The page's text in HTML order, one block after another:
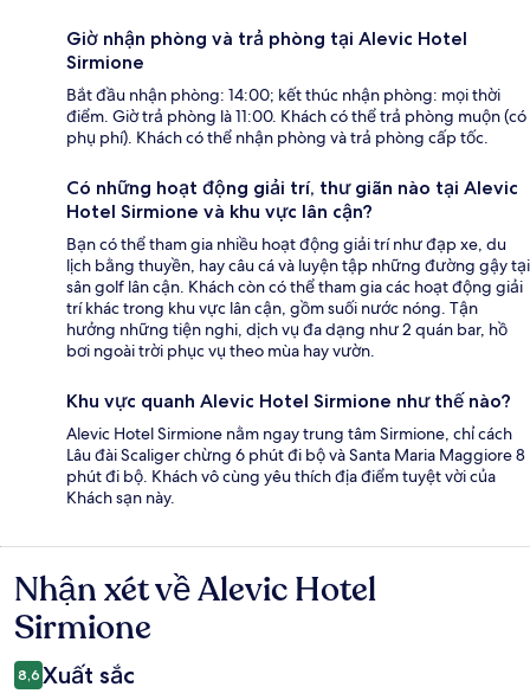
Giờ nhận phòng và trả phòng tại Alevic Hotel
Sirmione
Bắt đầu nhận phòng: 14:00; kết thúc nhận phòng: mọi thời
điểm. Giờ trả phòng là 11:00. Khách có thể trả phòng muộn (có
phụ phí). Khách có thể nhận phòng và trả phòng cấp tốc.
Có những hoạt động giải trí, thư giãn nào tại Alevic
Hotel Sirmione và khu vực lân cận?
Bạn có thể tham gia nhiều hoạt động giải trí như đạp xe, du
lịch bằng thuyền, hay câu cá và luyện tập những đường gậy tại
sân golf lân cận. Khách còn có thể tham gia các hoạt động giải
trí khác trong khu vực lân cận, gồm suối nước nóng. Tận
hưởng những tiện nghi, dịch vụ đa dạng như 2 quán bar, hồ
bơi ngoài trời phục vụ theo mùa hay vườn.
Khu vực quanh Alevic Hotel Sirmione như thế nào?
Alevic Hotel Sirmione nằm ngay trung tâm Sirmione, chỉ cách
Lâu đài Scaliger chừng 6 phút đi bộ và Santa Maria Maggiore 8
phút đi bộ. Khách vô cùng yêu thích địa điểm tuyệt vời của
Khách sạn này.
Nhận
xét
Nhận xét về Alevic Hotel
Sirmione
8,6 Xuất sắc